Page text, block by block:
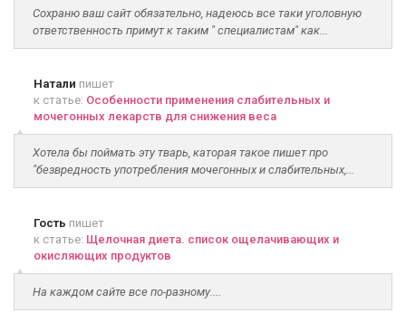
Сохраню ваш сайт обязательно, надеюсь все таки уголовную
ответственность примут к таким " специалистам" как...
Натали пишет
к статье: Особенности применения слабительных и
мочегонных лекарств для снижения веса
Хотела бы поймать эту тварь, каторая такое пишет про
"безвредность употребления мочегонных и слабительных,...
Гость пишет
к статье: Щелочная диета. список ощелачивающих и
окисляющих продуктов
На каждом сайте все по-разному....